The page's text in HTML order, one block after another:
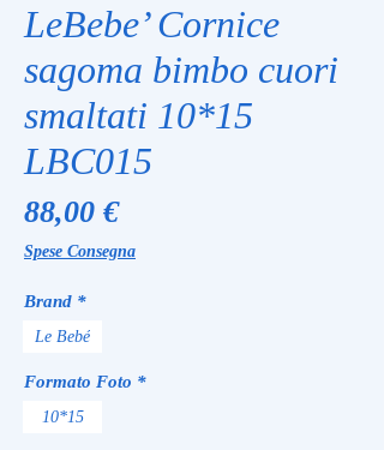
LeBebe’ Cornice
sagoma bimbo cuori
smaltati 10*15
LBC015
88,00 €Prezzo
Spese Consegna
Brand *
Le Bebé
Formato Foto *
10*15